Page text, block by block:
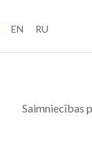
EN RU
Saimniecības